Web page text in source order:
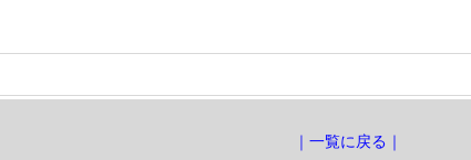
｜一覧に戻る｜